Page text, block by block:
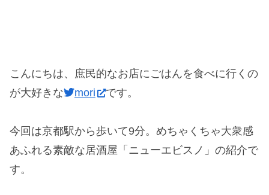
こんにちは、庶民的なお店にごはんを食べに行くの
が大好きな
mori です。
今回は京都駅から歩いて9分。めちゃくちゃ大衆感
あふれる素敵な居酒屋「ニューエビスノ」の紹介で
す。